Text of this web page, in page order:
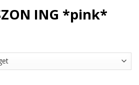
ING *pink*